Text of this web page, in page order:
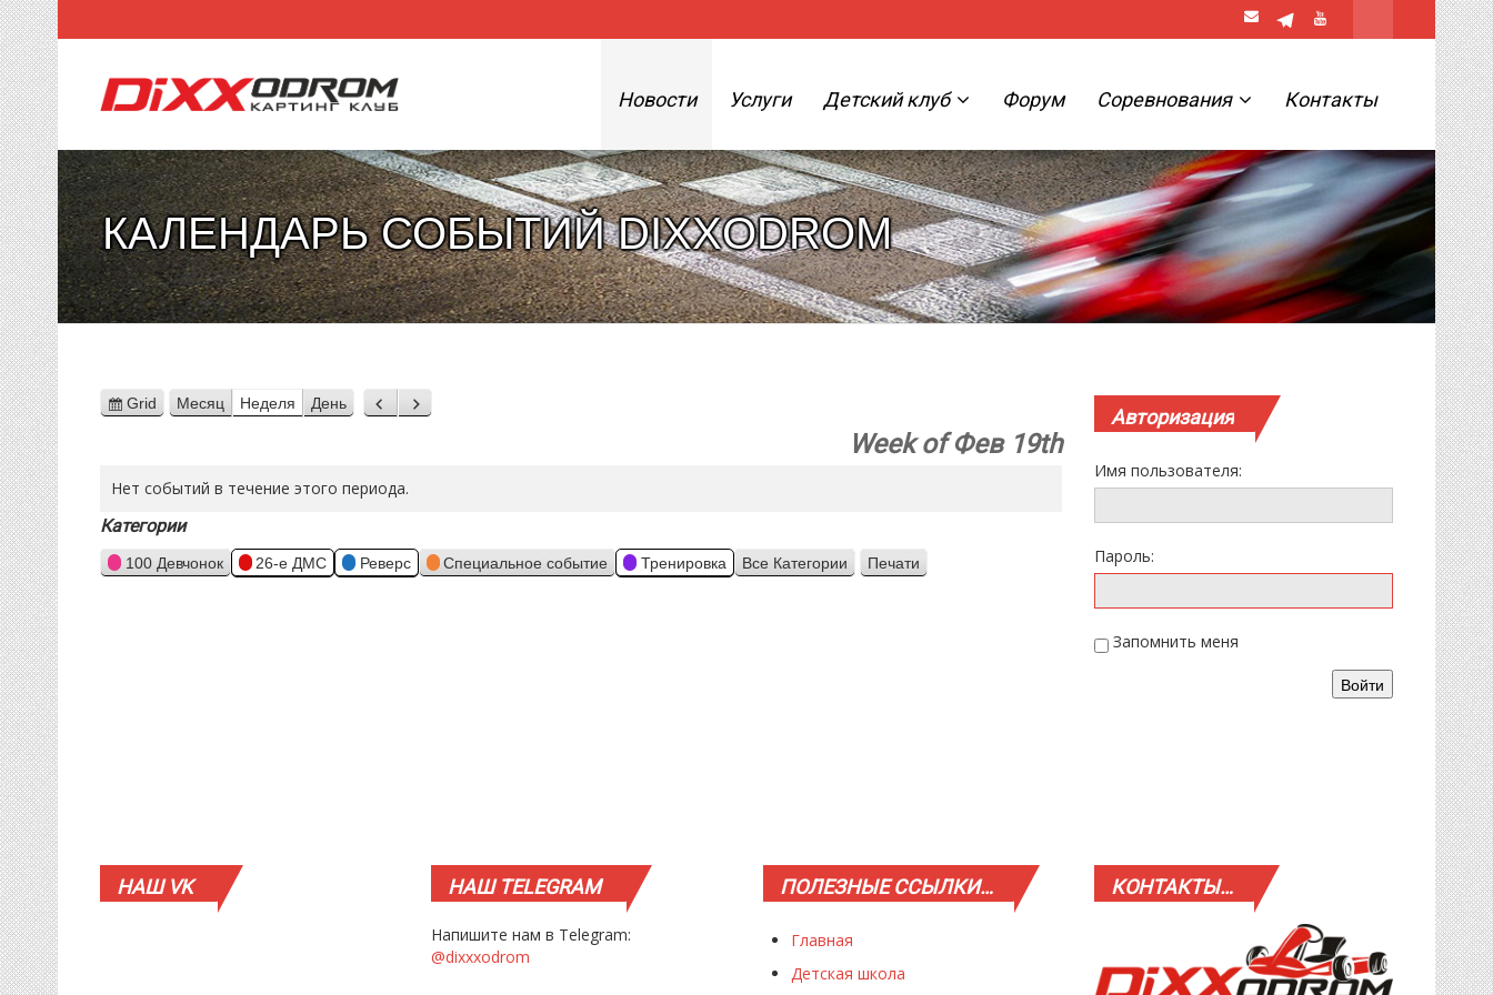
Новости Услуги Детский клуб Форум Соревнования Контакты
КАЛЕНДАРЬ СОБЫТИЙ DIXXODROM
View
Grid Месяц Неделя День Назад
Вперед
Week of Фев 19th
Нет событий в течение этого периода.
Категории
100 Девчонок 26-е ДМС Реверс Специальное событие Тренировка Все Категории Просмотр
Печати
Авторизация
Имя пользователя:
Пароль:
Запомнить меня
Войти
НАШVK НАШTELEGRAM
Напишите нам в Telegram:
@dixxxodrom
ПОЛЕЗНЫЕССЫЛКИ…
Главная
Детская школа
КОНТАКТЫ…